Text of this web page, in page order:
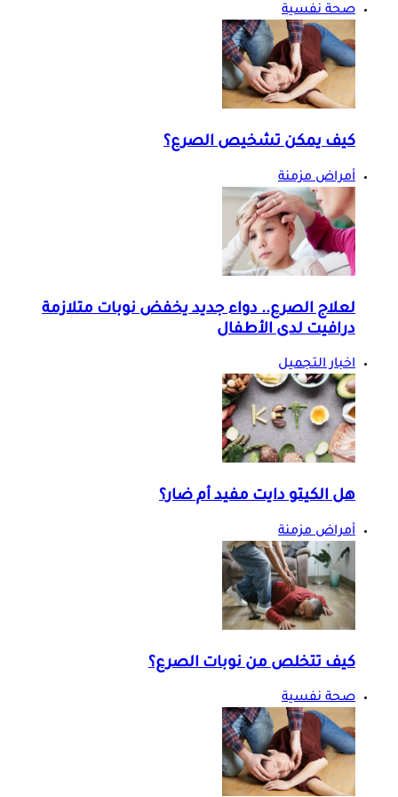
صحة نفسية
كيف يمكن تشخيص الصرع؟
أمراض مزمنة
لعلاج الصرع.. دواء جديد يخفض نوبات متلازمة
درافيت لدى الأطفال
اخبار التجميل
هل الكيتو دايت مفيد أم ضار؟
أمراض مزمنة
كيف تتخلص من نوبات الصرع؟
صحة نفسية